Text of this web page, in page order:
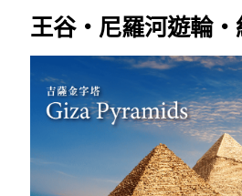
王谷‧尼羅河遊輪‧